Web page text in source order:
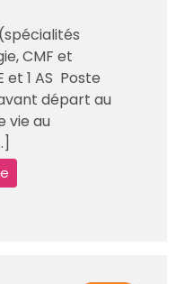
CMF et
et 1 AS Poste
départ au
vie au